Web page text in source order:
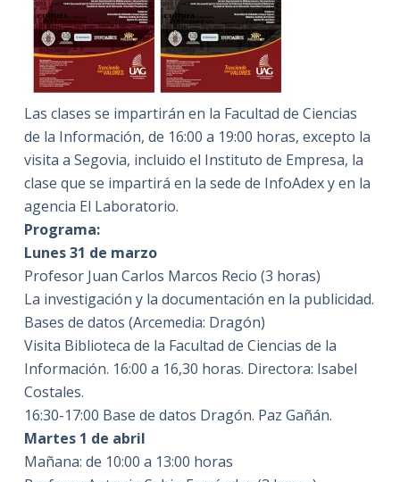
Las clases se impartirán en la Facultad de Ciencias
de la Información, de 16:00 a 19:00 horas, excepto la
visita a Segovia, incluido el Instituto de Empresa, la
clase que se impartirá en la sede de InfoAdex y en la
agencia El Laboratorio.
Programa:
Lunes 31 de marzo
Profesor Juan Carlos Marcos Recio (3 horas)
La investigación y la documentación en la publicidad.
Bases de datos (Arcemedia: Dragón)
Visita Biblioteca de la Facultad de Ciencias de la
Información. 16:00 a 16,30 horas. Directora: Isabel
Costales.
16:30-17:00 Base de datos Dragón. Paz Gañán.
Martes 1 de abril
Mañana: de 10:00 a 13:00 horas